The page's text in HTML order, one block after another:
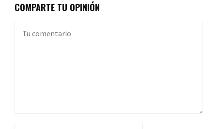
COMPARTE TU OPINIÓN